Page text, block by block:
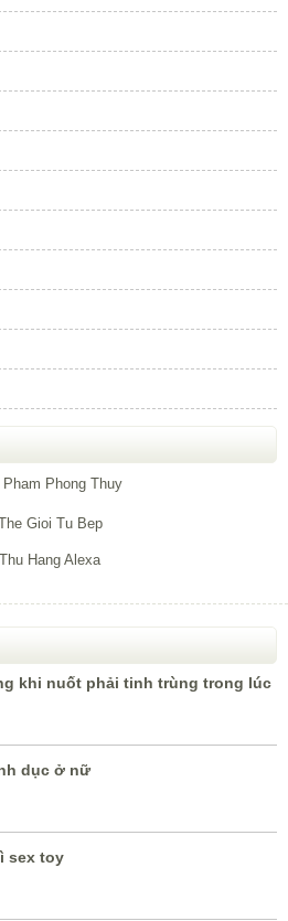
khi nuốt phải tinh trùng trong lúc
dục ở nữ
sex toy